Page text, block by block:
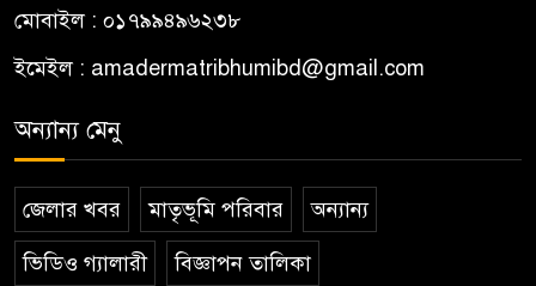
মোবাইল : ০১৭৯৯৪৯৬২৩৮
ইমেইল : amadermatribhumibd@gmail.com
অন্যান্য মেনু
জেলার খবর মাতৃভূমি পরিবার অন্যান্য
ভিডিও গ্যালারী বিজ্ঞাপন তালিকা